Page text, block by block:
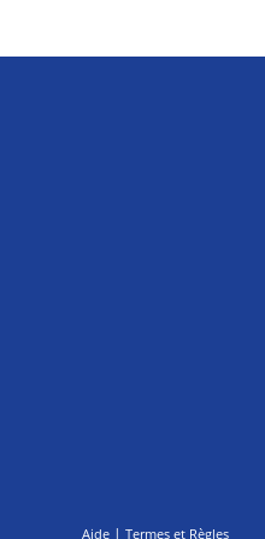
Aide | Termes et Règles